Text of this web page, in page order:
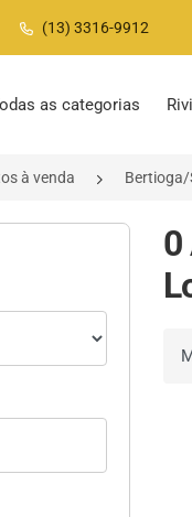
(13) 3316-9912
as categorias
à venda Bertioga/
0